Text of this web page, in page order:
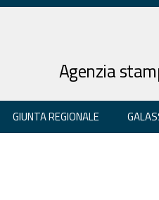
Agenzia
GIUNTA REGIONALE